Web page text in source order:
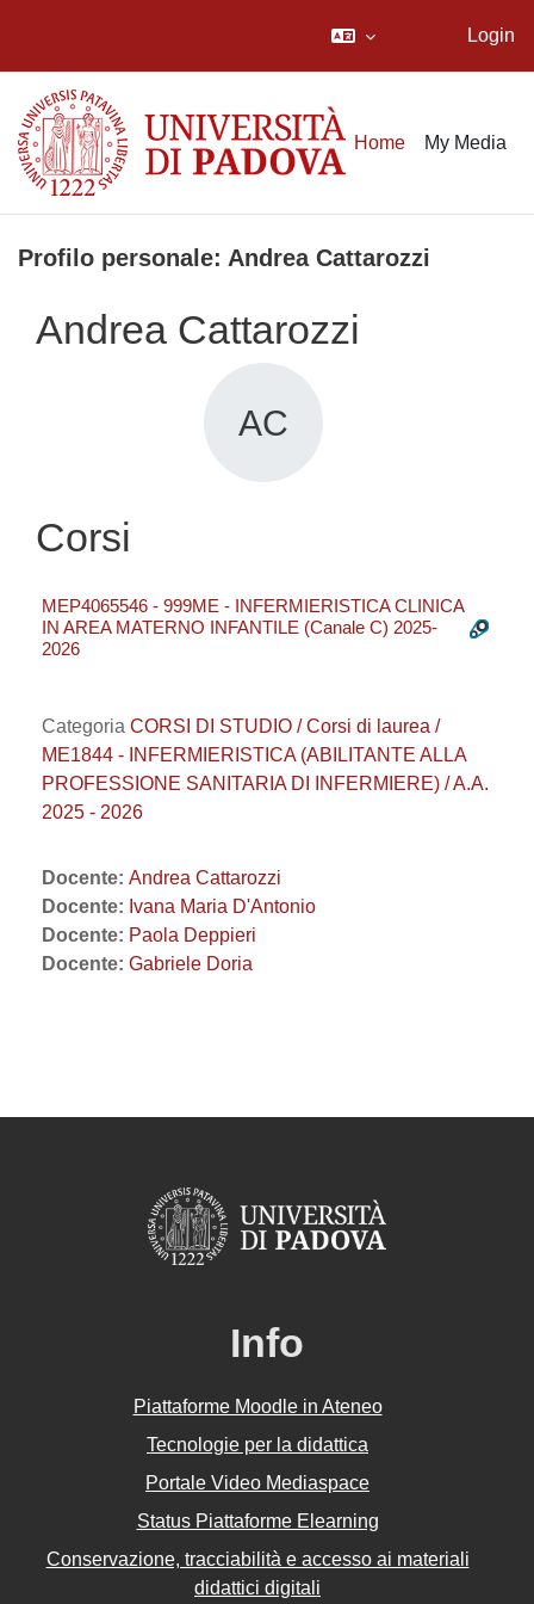
Login
Home My Media
Profilo personale: Andrea Cattarozzi
Andrea Cattarozzi
AC
Corsi
MEP4065546 - 999ME - INFERMIERISTICA CLINICA
IN AREA MATERNO INFANTILE (Canale C) 2025-
2026
Categoria CORSI DI STUDIO / Corsi di laurea /
ME1844 - INFERMIERISTICA (ABILITANTE ALLA
PROFESSIONE SANITARIA DI INFERMIERE) / A.A.
2025 - 2026
Docente: Andrea Cattarozzi
Docente: Ivana Maria D'Antonio
Docente: Paola Deppieri
Docente: Gabriele Doria
Info
Piattaforme Moodle in Ateneo
Tecnologie per la didattica
Portale Video Mediaspace
Status Piattaforme Elearning
Conservazione, tracciabilità e accesso ai materiali
didattici digitali